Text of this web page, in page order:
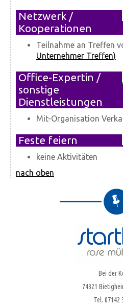
Netzwerk /
Kooperationen
Teilnahme an Treffen
Unternehmer Treffen)
Office-Expertin /
sonstige
Dienstleistungen
Mit-Organisation
Feste feiern
keine Aktivitäten
nach oben
Bei der
74321
Tel. 07142